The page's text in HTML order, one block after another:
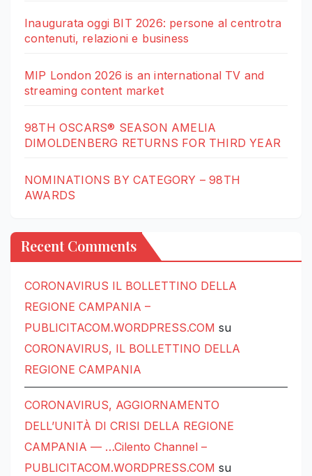
Inaugurata oggi BIT 2026: persone al centrotra
contenuti, relazioni e business
MIP London 2026 is an international TV and
streaming content market
98TH OSCARS® SEASON AMELIA
DIMOLDENBERG RETURNS FOR THIRD YEAR
NOMINATIONS BY CATEGORY – 98TH
AWARDS
Recent Comments
CORONAVIRUS IL BOLLETTINO DELLA
REGIONE CAMPANIA –
PUBLICITACOM.WORDPRESS.COM su
CORONAVIRUS, IL BOLLETTINO DELLA
REGIONE CAMPANIA
CORONAVIRUS, AGGIORNAMENTO
DELL’UNITÀ DI CRISI DELLA REGIONE
CAMPANIA — …Cilento Channel –
PUBLICITACOM.WORDPRESS.COM su